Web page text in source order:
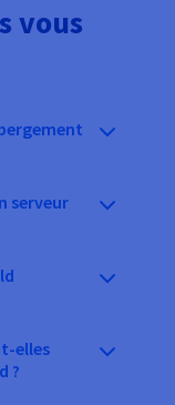
vous
serveur
elles
?